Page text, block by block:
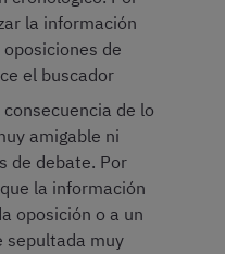
la información
de
el buscador
consecuencia de lo
amigable ni
de debate. Por
la información
oposición o a un
sepultada muy